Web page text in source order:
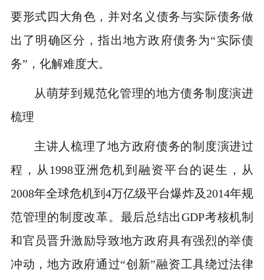
要形式四大角色，并对名义债务与实际债务做
出了明确区分，指出地方政府债务为“实际债
务”，化解难度大。
从萌芽到规范化管理的地方债务制度演进
梳理
主讲人梳理了地方政府债务的制度演进过
程，从1998亚洲危机到融资平台的诞生，从
2008年全球危机到4万亿级平台爆炸及2014年规
范管理的制度改革。最后总结出GDP考核机制
和官员晋升激励导致地方政府具有强烈的举债
冲动，地方政府通过“创新”融资工具绕过法律